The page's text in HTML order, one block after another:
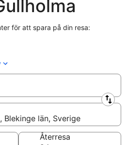
för att spara på din resa:
Blekinge län, Sverige
Återresa